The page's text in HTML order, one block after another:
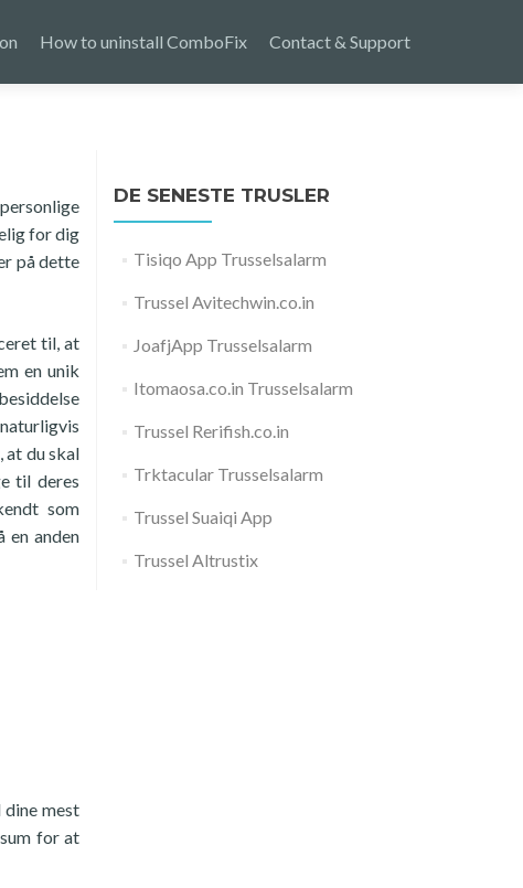
How to uninstall ComboFix Contact & Support
for dig
på dette
til, at
en unik
du skal
til deres
som
en anden
mest
for at
DE SENESTE TRUSLER
Tisiqo App Trusselsalarm
Trussel Avitechwin.co.in
JoafjApp Trusselsalarm
Itomaosa.co.in Trusselsalarm
Trussel Rerifish.co.in
Trktacular Trusselsalarm
Trussel Suaiqi App
Trussel Altrustix